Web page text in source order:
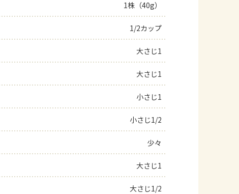
AJINOMOTO PARK とは
1株（40g）
1/2カップ
大さじ1
大さじ1
小さじ1
小さじ1/2
少々
大さじ1
大さじ1/2